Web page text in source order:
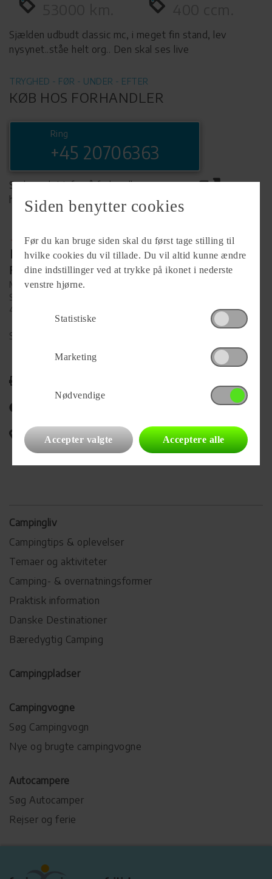
Sjælden udbudt classic mc, i meget fin stand, lev
nysynet..ståe helt org.. Den skal ses live
TRYGHED - FØR - UNDER - EFTER
KØB HOS FORHANDLER
Ring
+45 20706363
Se komplet info på forhandlerens
hjemmeside
Forhandler
MC.X ApS
Snedkervænget 7
4700 Næstved
Se alle
Campingvognens placering
Campingliv
Campingtips & oplevelser
Temaer og aktiviteter
Camping- & overnatningsformer
Praktisk information
Danske Destinationer
Bæredygtig Camping
Campingpladser
Campingvogne
Søg Campingvogn
Nye og brugte campingvogne
Autocampere
Søg Autocamper
Rejser og ferie
Siden benytter cookies
Før du kan bruge siden skal du først tage stilling til
hvilke cookies du vil tillade. Du vil altid kunne ændre
dine indstillinger ved at trykke på ikonet i nederste
venstre hjørne.
Statistiske
Marketing
Nødvendige
Accepter valgte Acceptere alle